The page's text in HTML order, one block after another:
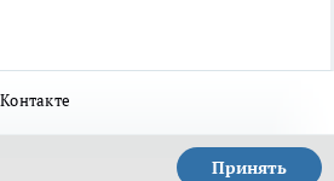
Принять